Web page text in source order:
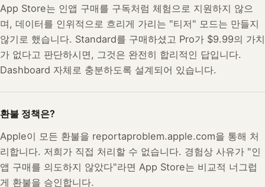
App Store는 인앱 구매를 구독처럼 체험으로 지원하지 않으
며, 데이터를 인위적으로 흐리게 가리는 "티저" 모드는 만들지
않기로 했습니다. Standard를 구매하셨고 Pro가 $9.99의 가치
가 없다고 판단하시면, 그것은 완전히 합리적인 답입니다.
Dashboard 자체로 충분하도록 설계되어 있습니다.
환불 정책은?
Apple이 모든 환불을 reportaproblem.apple.com을 통해 처
리합니다. 저희가 직접 처리할 수 없습니다. 경험상 사유가 "인
앱 구매를 의도하지 않았다"라면 App Store는 비교적 너그럽
게 환불을 승인합니다.